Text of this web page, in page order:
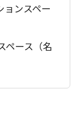
ョンスペー
ペース（名